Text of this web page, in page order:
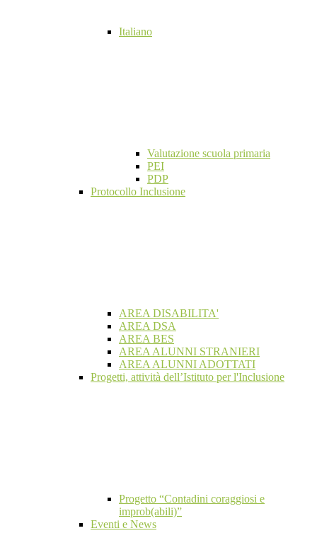
Italiano
Valutazione scuola primaria
PEI
PDP
Protocollo Inclusione
AREA DISABILITA'
AREA DSA
AREA BES
AREA ALUNNI STRANIERI
AREA ALUNNI ADOTTATI
Progetti, attività dell’Istituto per l'Inclusione
Progetto “Contadini coraggiosi e
improb(abili)”
Eventi e News